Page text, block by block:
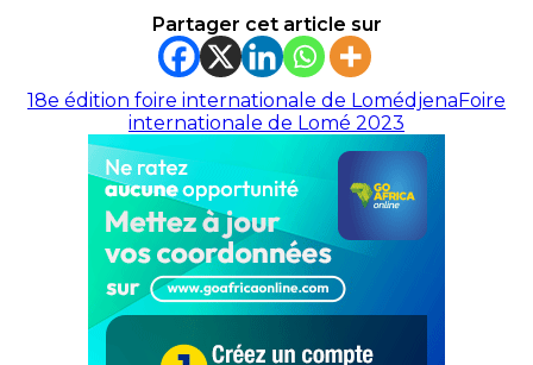
Partager cet article sur
18e édition foire internationale de LomédjenaFoire
internationale de Lomé 2023